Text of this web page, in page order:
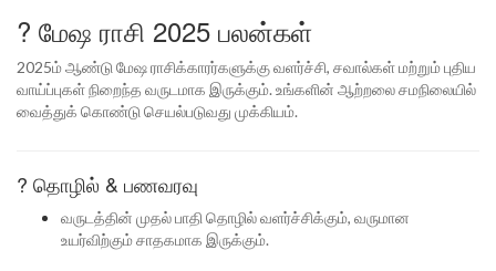
? மேஷ ராசி 2025 பலன்கள்
2025ம் ஆண்டு மேஷ ராசிக்காரர்களுக்கு வளர்ச்சி, சவால்கள் மற்றும் புதிய
வாய்ப்புகள் நிறைந்த வருடமாக இருக்கும். உங்களின் ஆற்றலை சமநிலையில்
வைத்துக் கொண்டு செயல்படுவது முக்கியம்.
? தொழில் & பணவரவு
வருடத்தின் முதல் பாதி தொழில் வளர்ச்சிக்கும், வருமான
உயர்விற்கும் சாதகமாக இருக்கும்.